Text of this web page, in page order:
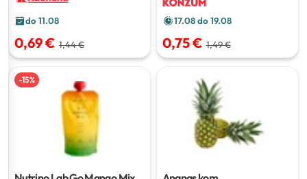
do 11.08
0,69 € 1,44 €
17.08 do 19.08
0,75 € 1,49 €
-15%